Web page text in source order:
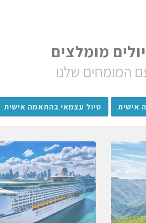
מומלצים
המומחים שלנו
אישית טיול עצמאי בהתאמה אישית